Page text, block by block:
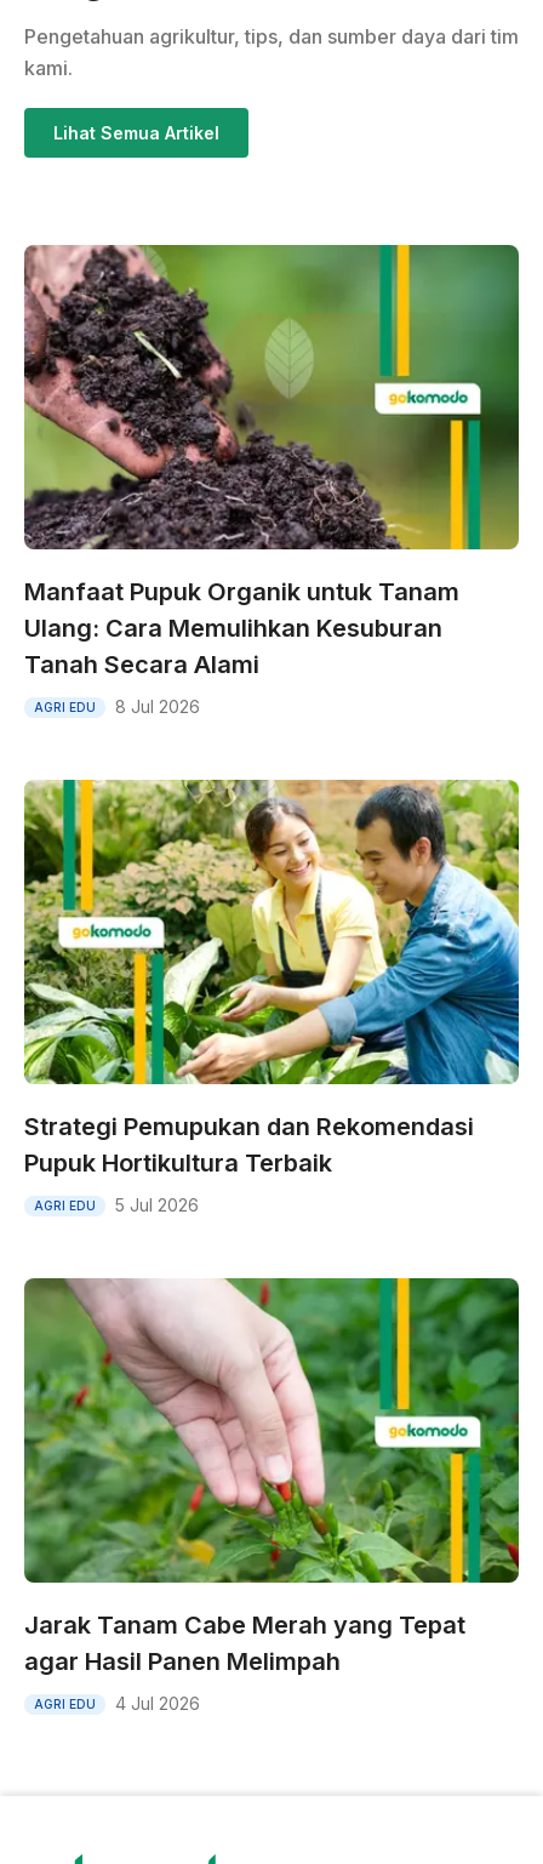
Pengetahuan agrikultur, tips, dan sumber daya dari tim
kami.
Lihat Semua Artikel
Manfaat Pupuk Organik untuk Tanam
Ulang: Cara Memulihkan Kesuburan
Tanah Secara Alami
AGRI EDU 8 Jul 2026
Strategi Pemupukan dan Rekomendasi
Pupuk Hortikultura Terbaik
AGRI EDU 5 Jul 2026
Jarak Tanam Cabe Merah yang Tepat
agar Hasil Panen Melimpah
AGRI EDU 4 Jul 2026